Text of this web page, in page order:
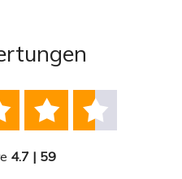
 
4.7 | 59